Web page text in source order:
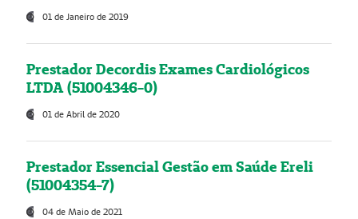
01 de Janeiro de 2019
Prestador Decordis Exames Cardiológicos
LTDA (51004346-0)
01 de Abril de 2020
Prestador Essencial Gestão em Saúde Ereli
(51004354-7)
04 de Maio de 2021